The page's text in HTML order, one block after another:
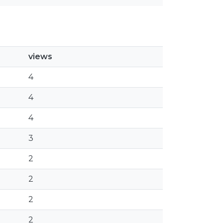
views
4
4
4
3
2
2
2
2